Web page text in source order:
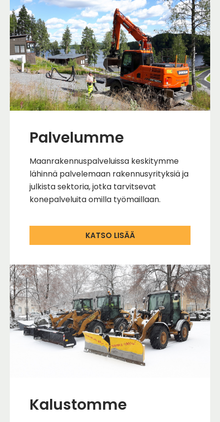
Palvelumme
Maanrakennuspalveluissa keskitymme
lähinnä palvelemaan rakennusyrityksiä ja
julkista sektoria, jotka tarvitsevat
konepalveluita omilla työmaillaan.
KATSO LISÄÄ
Kalustomme